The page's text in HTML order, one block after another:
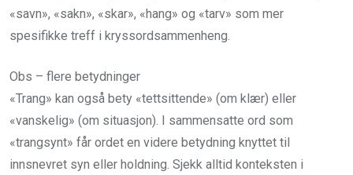
«savn», «sakn», «skar», «hang» og «tarv» som mer
spesifikke treff i kryssordsammenheng.
Obs – flere betydninger
«Trang» kan også bety «tettsittende» (om klær) eller
«vanskelig» (om situasjon). I sammensatte ord som
«trangsynt» får ordet en videre betydning knyttet til
innsnevret syn eller holdning. Sjekk alltid konteksten i